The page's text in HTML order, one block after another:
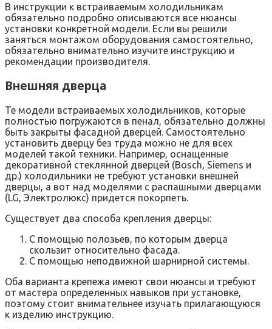
В инструкции к встраиваемым холодильникам
обязательно подробно описываются все нюансы
установки конкретной модели. Если вы решили
заняться монтажом оборудования самостоятельно,
обязательно внимательно изучите инструкцию и
рекомендации производителя.
Внешняя дверца
Те модели встраиваемых холодильников, которые
полностью погружаются в пенал, обязательно должны
быть закрыты фасадной дверцей. Самостоятельно
установить дверцу без труда можно не для всех
моделей такой техники. Например, оснащенные
декоративной стеклянной дверцей (Bosch, Siemens и
др.) холодильники не требуют установки внешней
дверцы, а вот над моделями с распашными дверцами
(LG, Электролюкс) придется покорпеть.
Существует два способа крепления дверцы:
С помощью полозьев, по которым дверца
скользит относительно фасада.
С помощью неподвижной шарнирной системы.
Оба варианта крепежа имеют свои нюансы и требуют
от мастера определенных навыков при установке,
поэтому стоит внимательнее изучать прилагающуюся
к изделию инструкцию.